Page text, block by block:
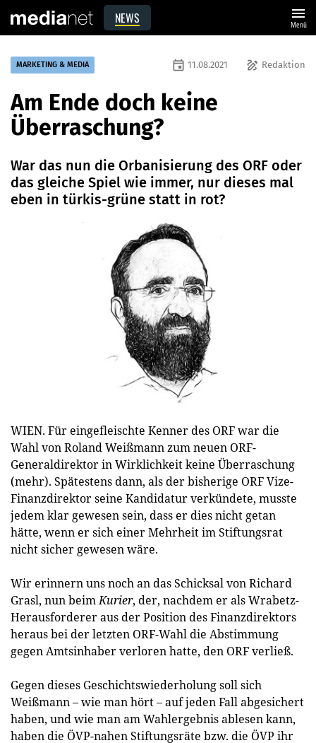
NEWS menu
Menü
MARKETING & MEDIA draw Redaktion
event 11.08.2021
Am Ende doch keine
Überraschung?
War das nun die Orbanisierung des ORF oder
das gleiche Spiel wie immer, nur dieses mal
eben in türkis-grüne statt in rot?
WIEN. Für eingefleischte Kenner des ORF war die
Wahl von Roland Weißmann zum neuen ORF-
Generaldirektor in Wirklichkeit keine Überraschung
(mehr). Spätestens dann, als der bisherige ORF Vize-
Finanzdirektor seine Kandidatur verkündete, musste
jedem klar gewesen sein, dass er dies nicht getan
hätte, wenn er sich einer Mehrheit im Stiftungsrat
nicht sicher gewesen wäre.
Wir erinnern uns noch an das Schicksal von Richard
Grasl, nun beimKurier, der, nachdem er als Wrabetz-
Herausforderer aus der Position des Finanzdirektors
heraus bei der letzten ORF-Wahl die Abstimmung
gegen Amtsinhaber verloren hatte, den ORF verließ.
Gegen dieses Geschichtswiederholung soll sich
Weißmann – wie man hört – auf jeden Fall abgesichert
haben, und wie man am Wahlergebnis ablesen kann,
haben die ÖVP-nahen Stiftungsräte bzw. die ÖVP ihr